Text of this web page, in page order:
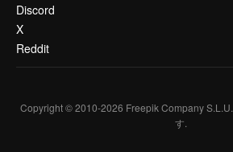
Discord
X
Reddit
Copyright © 2010-2026 Freepik Company S.L.U.
す.